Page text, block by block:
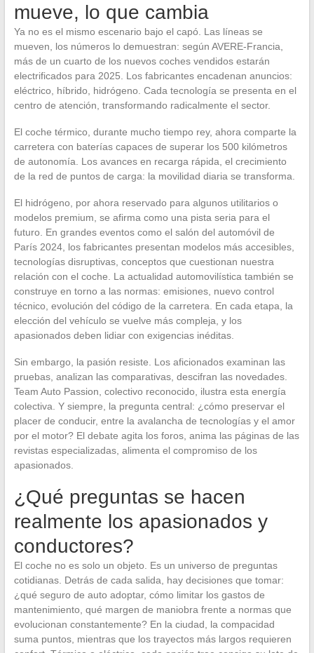
mueve, lo que cambia
Ya no es el mismo escenario bajo el capó. Las líneas se
mueven, los números lo demuestran: según AVERE-Francia,
más de un cuarto de los nuevos coches vendidos estarán
electrificados para 2025. Los fabricantes encadenan anuncios:
eléctrico, híbrido, hidrógeno. Cada tecnología se presenta en el
centro de atención, transformando radicalmente el sector.
El coche térmico, durante mucho tiempo rey, ahora comparte la
carretera con baterías capaces de superar los 500 kilómetros
de autonomía. Los avances en recarga rápida, el crecimiento
de la red de puntos de carga: la movilidad diaria se transforma.
El hidrógeno, por ahora reservado para algunos utilitarios o
modelos premium, se afirma como una pista seria para el
futuro. En grandes eventos como el salón del automóvil de
París 2024, los fabricantes presentan modelos más accesibles,
tecnologías disruptivas, conceptos que cuestionan nuestra
relación con el coche. La actualidad automovilística también se
construye en torno a las normas: emisiones, nuevo control
técnico, evolución del código de la carretera. En cada etapa, la
elección del vehículo se vuelve más compleja, y los
apasionados deben lidiar con exigencias inéditas.
Sin embargo, la pasión resiste. Los aficionados examinan las
pruebas, analizan las comparativas, descifran las novedades.
Team Auto Passion, colectivo reconocido, ilustra esta energía
colectiva. Y siempre, la pregunta central: ¿cómo preservar el
placer de conducir, entre la avalancha de tecnologías y el amor
por el motor? El debate agita los foros, anima las páginas de las
revistas especializadas, alimenta el compromiso de los
apasionados.
¿Qué preguntas se hacen
realmente los apasionados y
conductores?
El coche no es solo un objeto. Es un universo de preguntas
cotidianas. Detrás de cada salida, hay decisiones que tomar:
¿qué seguro de auto adoptar, cómo limitar los gastos de
mantenimiento, qué margen de maniobra frente a normas que
evolucionan constantemente? En la ciudad, la compacidad
suma puntos, mientras que los trayectos más largos requieren